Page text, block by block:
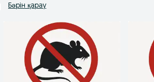
Бәрін қарау